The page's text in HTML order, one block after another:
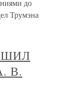
до
Трумэна
В.